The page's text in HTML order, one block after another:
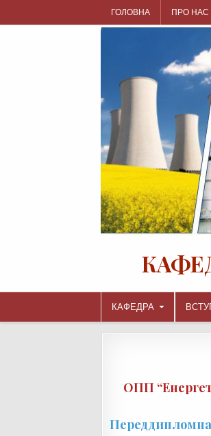
ГОЛОВНА ПРО НАС
КАФЕДРА
ОПП
Переддипломна